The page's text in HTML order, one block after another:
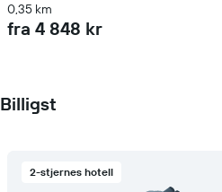
0,35 km
fra 4 848 kr
Billigst
2-stjernes hotell